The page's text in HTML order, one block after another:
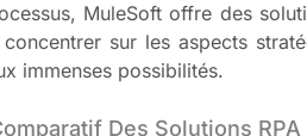
MuleSoft offre des
sur les aspects
immenses possibilités.
Des Solutions